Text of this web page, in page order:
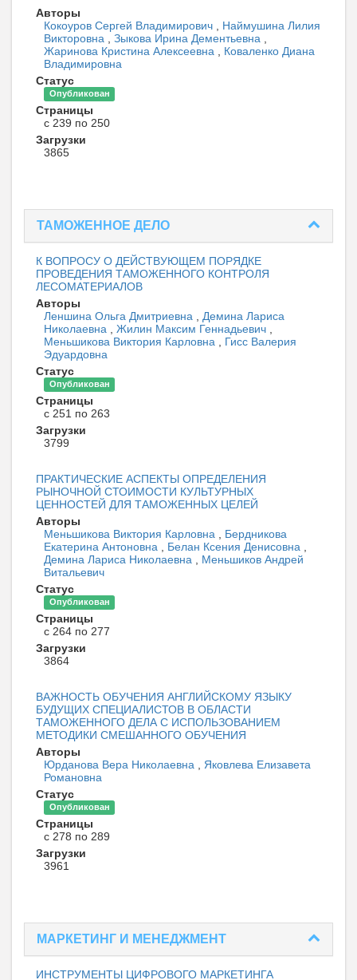
Авторы
Кокоуров Сергей Владимирович
Наймушина Лилия
Викторовна
Зыкова Ирина Дементьевна
Жаринова Кристина Алексеевна
Коваленко Диана
Владимировна
Статус
Опубликован
Страницы
с 239 по 250
Загрузки
3865
ТАМОЖЕННОЕ ДЕЛО
К ВОПРОСУ О ДЕЙСТВУЮЩЕМ ПОРЯДКЕ
ПРОВЕДЕНИЯ ТАМОЖЕННОГО КОНТРОЛЯ
ЛЕСОМАТЕРИАЛОВ
Авторы
Леншина Ольга Дмитриевна
Демина Лариса
Николаевна
Жилин Максим Геннадьевич
Меньшикова Виктория Карловна
Гиcc Валерия
Эдуардовна
Статус
Опубликован
Страницы
с 251 по 263
Загрузки
3799
ПРАКТИЧЕСКИЕ АСПЕКТЫ ОПРЕДЕЛЕНИЯ
РЫНОЧНОЙ СТОИМОСТИ КУЛЬТУРНЫХ
ЦЕННОСТЕЙ ДЛЯ ТАМОЖЕННЫХ ЦЕЛЕЙ
Авторы
Меньшикова Виктория Карловна
Бердникова
Екатерина Антоновна
Белан Ксения Денисовна
Демина Лариса Николаевна
Меньшиков Андрей
Витальевич
Статус
Опубликован
Страницы
с 264 по 277
Загрузки
3864
ВАЖНОСТЬ ОБУЧЕНИЯ АНГЛИЙСКОМУ ЯЗЫКУ
БУДУЩИХ СПЕЦИАЛИСТОВ В ОБЛАСТИ
ТАМОЖЕННОГО ДЕЛА С ИСПОЛЬЗОВАНИЕМ
МЕТОДИКИ СМЕШАННОГО ОБУЧЕНИЯ
Авторы
Юрданова Вера Николаевна
Яковлева Елизавета
Романовна
Статус
Опубликован
Страницы
с 278 по 289
Загрузки
3961
МАРКЕТИНГ И МЕНЕДЖМЕНТ
ИНСТРУМЕНТЫ ЦИФРОВОГО МАРКЕТИНГА